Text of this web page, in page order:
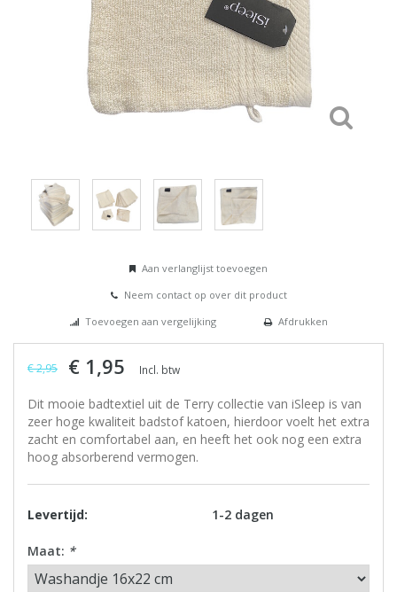
Aan verlanglijst toevoegen
Neem contact op over dit product
Toevoegen aan vergelijking
Afdrukken
€ 2,95 € 1,95 Incl. btw
Dit mooie badtextiel uit de Terry collectie van iSleep is van
zeer hoge kwaliteit badstof katoen, hierdoor voelt het extra
zacht en comfortabel aan, en heeft het ook nog een extra
hoog absorberend vermogen.
Levertijd: 1-2 dagen
Maat: *